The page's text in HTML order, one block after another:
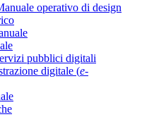
operativo di design
pubblici digitali
digitale (e-